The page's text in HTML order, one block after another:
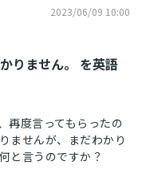
2023/06/09 10:00
りません。 を英語
再度言ってもらったの
ませんが、まだわかり
と言うのですか？